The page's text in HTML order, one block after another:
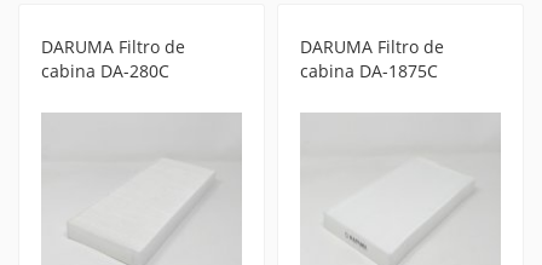
DARUMA Filtro de
cabina DA-280C
DARUMA Filtro de
cabina DA-1875C